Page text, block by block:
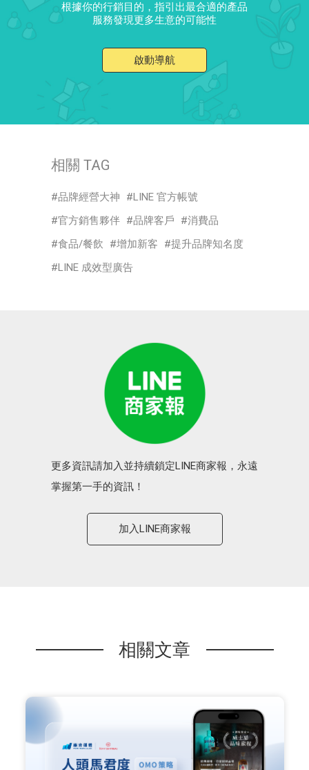
根據你的行銷目的，指引出最合適的產品
服務發現更多生意的可能性
啟動導航
相關 TAG
品牌經營大神
LINE 官方帳號
官方銷售夥伴
品牌客戶
消費品
食品/餐飲
增加新客
提升品牌知名度
LINE 成效型廣告
更多資訊請加入並持續鎖定LINE商家報，永遠
掌握第一手的資訊！
加入LINE商家報
相關文章